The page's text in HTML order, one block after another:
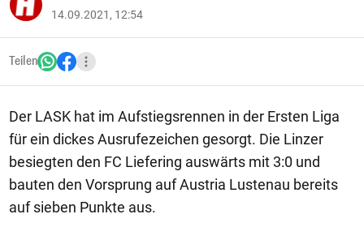
14.09.2021, 12:54
Teilen
Der LASK hat im Aufstiegsrennen in der Ersten Liga
für ein dickes Ausrufezeichen gesorgt. Die Linzer
besiegten den FC Liefering auswärts mit 3:0 und
bauten den Vorsprung auf Austria Lustenau bereits
auf sieben Punkte aus.